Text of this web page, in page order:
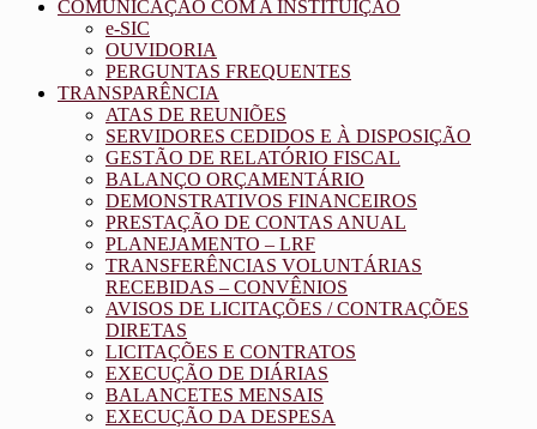
COMUNICAÇÃO COM A INSTITUIÇÃO
e-SIC
OUVIDORIA
PERGUNTAS FREQUENTES
TRANSPARÊNCIA
ATAS DE REUNIÕES
SERVIDORES CEDIDOS E À DISPOSIÇÃO
GESTÃO DE RELATÓRIO FISCAL
BALANÇO ORÇAMENTÁRIO
DEMONSTRATIVOS FINANCEIROS
PRESTAÇÃO DE CONTAS ANUAL
PLANEJAMENTO – LRF
TRANSFERÊNCIAS VOLUNTÁRIAS
RECEBIDAS – CONVÊNIOS
AVISOS DE LICITAÇÕES / CONTRAÇÕES
DIRETAS
LICITAÇÕES E CONTRATOS
EXECUÇÃO DE DIÁRIAS
BALANCETES MENSAIS
EXECUÇÃO DA DESPESA